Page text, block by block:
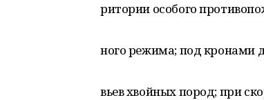
ритории особого
ного режима; под кронами
вьев хвойных пород; при